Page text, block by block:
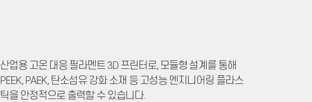
산업용 고온 대응 필라멘트 3D 프린터로, 모듈형 설계를 통해
PEEK, PAEK, 탄소섬유 강화 소재 등 고성능 엔지니어링 플라스
틱을 안정적으로 출력할 수 있습니다.